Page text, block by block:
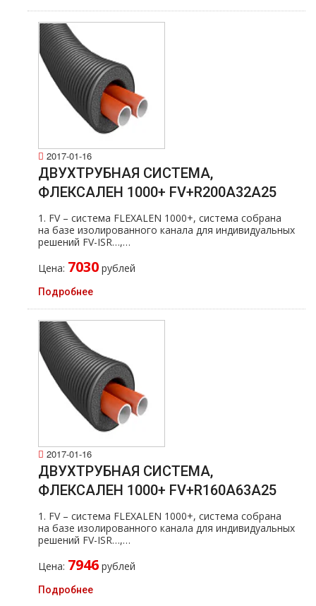
2017-01-16
ДВУХТРУБНАЯ СИСТЕМА,
ФЛЕКСАЛЕН 1000+ FV+R200A32A25
1. FV – система FLEXALEN 1000+, система собрана
на базе изолированного канала для индивидуальных
решений FV-ISR…,…
Цена: 7030 рублей
Подробнее
2017-01-16
ДВУХТРУБНАЯ СИСТЕМА,
ФЛЕКСАЛЕН 1000+ FV+R160A63A25
1. FV – система FLEXALEN 1000+, система собрана
на базе изолированного канала для индивидуальных
решений FV-ISR…,…
Цена: 7946 рублей
Подробнее